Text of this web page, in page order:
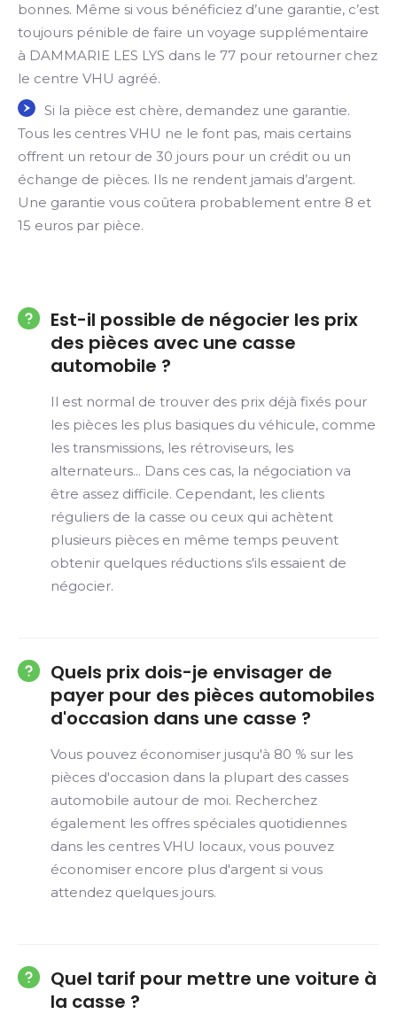
bonnes. Même si vous bénéficiez d’une garantie, c’est
toujours pénible de faire un voyage supplémentaire
à DAMMARIE LES LYS dans le 77 pour retourner chez
le centre VHU agréé.
Si la pièce est chère, demandez une garantie.
Tous les centres VHU ne le font pas, mais certains
offrent un retour de 30 jours pour un crédit ou un
échange de pièces. Ils ne rendent jamais d’argent.
Une garantie vous coûtera probablement entre 8 et
15 euros par pièce.
Est-il possible de négocier les prix
des pièces avec une casse
automobile ?
Il est normal de trouver des prix déjà fixés pour
les pièces les plus basiques du véhicule, comme
les transmissions, les rétroviseurs, les
alternateurs... Dans ces cas, la négociation va
être assez difficile. Cependant, les clients
réguliers de la casse ou ceux qui achètent
plusieurs pièces en même temps peuvent
obtenir quelques réductions s'ils essaient de
négocier.
Quels prix dois-je envisager de
payer pour des pièces automobiles
d'occasion dans une casse ?
Vous pouvez économiser jusqu'à 80 % sur les
pièces d'occasion dans la plupart des casses
automobile autour de moi. Recherchez
également les offres spéciales quotidiennes
dans les centres VHU locaux, vous pouvez
économiser encore plus d'argent si vous
attendez quelques jours.
Quel tarif pour mettre une voiture à
la casse ?